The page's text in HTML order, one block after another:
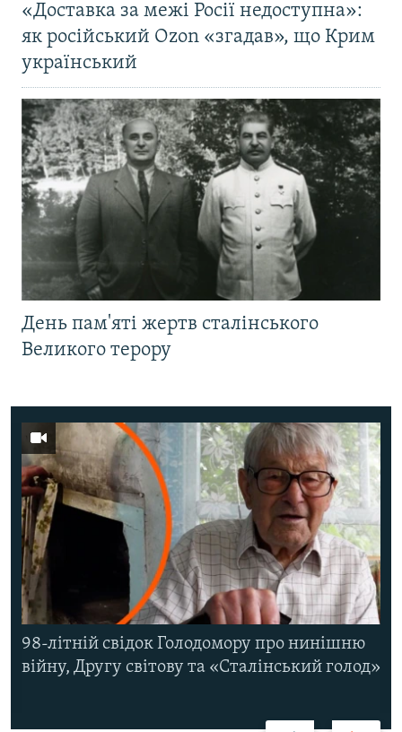
«Доставка за межі Росії недоступна»:
як російський Ozon «згадав», що Крим
український
День пам'яті жертв сталінського
Великого терору
98-літній свідок Голодомору про нинішню
війну, Другу світову та «Сталінський голод»